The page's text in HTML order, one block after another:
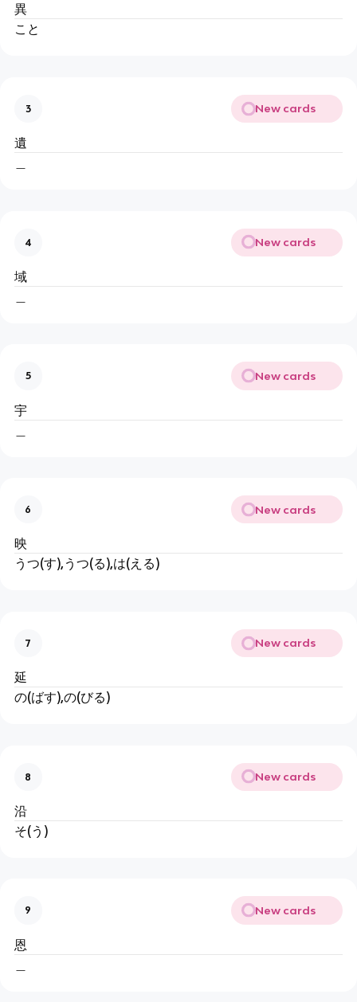
異
こと
3 New cards
遺
4 New cards
域
5 New cards
宇
6 New cards
映
うつ(す),うつ(る),は(える)
7 New cards
延
の(ばす),の(びる)
8 New cards
沿
そ(う)
9 New cards
恩